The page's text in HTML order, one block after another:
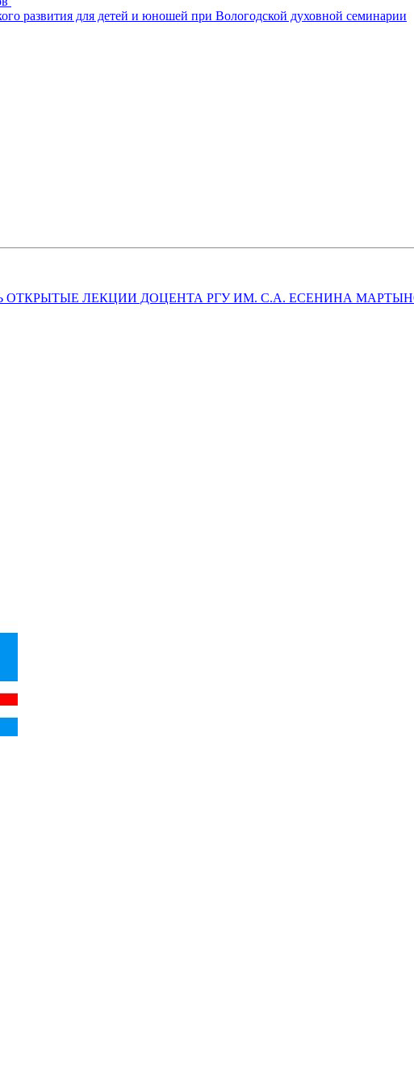
развития для детей и юношей при Вологодской духовной семинарии
ЛЕКЦИИ ДОЦЕНТА РГУ ИМ. С.А. ЕСЕНИНА